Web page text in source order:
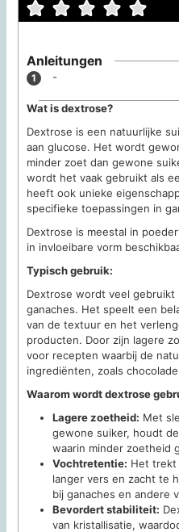
Anleitungen
-
Wat is dextrose?
Dextrose is een natuurlijke
aan glucose. Het wordt
minder zoet dan gewone
wordt het vaak gebruikt als
heeft ook unieke
specifieke toepassingen in
Dextrose is meestal in
in invloeibare vorm
Typisch gebruik:
Dextrose wordt veel
ganaches. Het speelt een
van de textuur en het
producten. Door zijn lagere
voor recepten waarbij de
ingrediënten, zoals
Waarom wordt dextrose
Lagere zoetheid: Met
gewone suiker, houdt
waarin minder zoetheid
Vochtretentie: Het trekt
langer vers en zacht te
bij ganaches en andere
Bevordert stabiliteit:
van kristallisatie,